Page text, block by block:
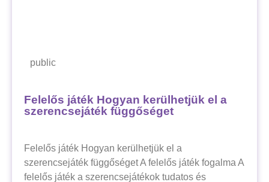
public
Felelős játék Hogyan kerülhetjük el a
szerencsejáték függőséget
Felelős játék Hogyan kerülhetjük el a
szerencsejáték függőséget A felelős játék fogalma A
felelős játék a szerencsejátékok tudatos és